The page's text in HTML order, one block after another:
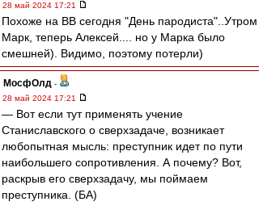
28 май 2024 17:21
Похоже на ВВ сегодня "День пародиста"..Утром
Марк, теперь Алексей.... но у Марка было
смешней). Видимо, поэтому потерли)
МосфОлд -
28 май 2024 17:21
― Вот если тут применять учение
Станиславского о сверхзадаче, возникает
любопытная мысль: преступник идет по пути
наибольшего сопротивления. А почему? Вот,
раскрыв его сверхзадачу, мы поймаем
преступника. (БА)